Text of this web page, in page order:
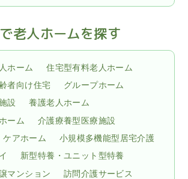
老人ホームを探す
ホーム
住宅型有料老人ホーム
者向け住宅
グループホーム
設
養護老人ホーム
ーム
介護療養型医療施設
ケアホーム
小規模多機能型居宅介護
新型特養・ユニット型特養
マンション
訪問介護サービス